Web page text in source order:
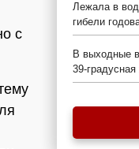
с
Лежала в
гибели
В выходные
39-